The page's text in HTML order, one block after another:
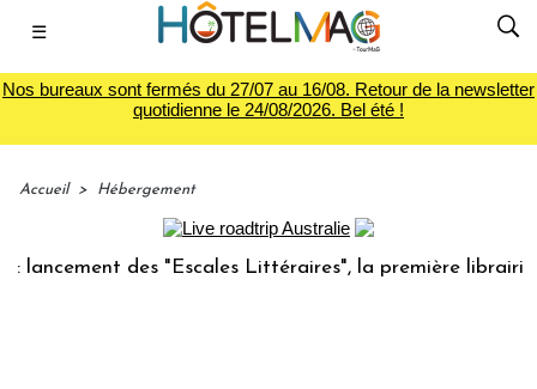
☰
Nos bureaux sont fermés du 27/07 au 16/08. Retour de la newsletter
quotidienne le 24/08/2026. Bel été !
Accueil > Hébergement
des "Escales Littéraires", la première librairie du